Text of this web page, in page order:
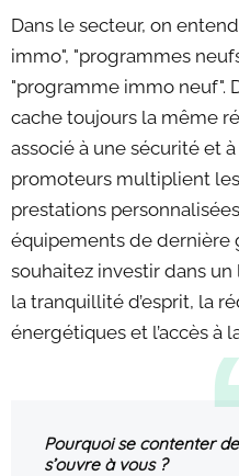
Dans le secteur, on
immo", "programmes
"programme immo neuf".
cache toujours la même
associé à une sécurité et
promoteurs multiplient
prestations
équipements de dernière
souhaitez investir dans
la tranquillité d’esprit, la
énergétiques et l’accès à
Pourquoi se contenter
s’ouvre à vous ?